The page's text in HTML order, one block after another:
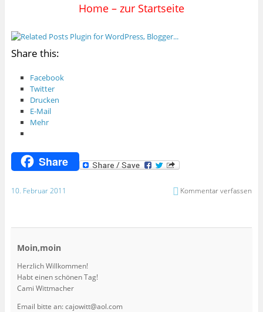
Home – zur Startseite
Share this:
Facebook
Twitter
Drucken
E-Mail
Mehr
Share
10. Februar 2011 Kommentar verfassen
Moin,moin
Herzlich Willkommen!
Habt einen schönen Tag!
Cami Wittmacher
Email bitte an: cajowitt@aol.com